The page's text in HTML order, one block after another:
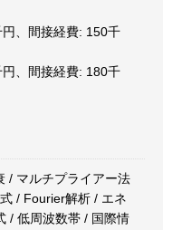
、間接経費: 150千
、間接経費: 180千
/ マルチプライアー法
/ Fourier解析 / エネ
/ 低周波数帯 / 国際情